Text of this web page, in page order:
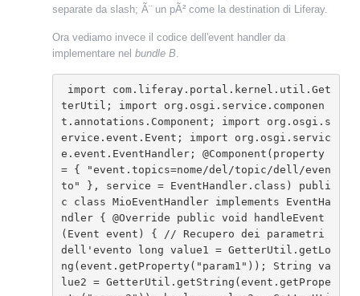
separate da slash; Ã¨ un pÃ² come la destination di Liferay.
Ora vediamo invece il codice dell'event handler da
implementare nel bundle B
terUtil; import org.osgi.service.componen
t.annotations.Component; import org.osgi.s
ervice.event.Event; import org.osgi.servic
e.event.EventHandler; @Component(property
= { "event.topics=nome/del/topic/dell/even
to" }, service = EventHandler.class) publi
c class MioEventHandler implements EventHa
ndler { @Override public void handleEvent
(Event event) { // Recupero dei parametri
dell'evento long value1 = GetterUtil.getLo
ng(event.getProperty("param1")); String va
lue2 = GetterUtil.getString(event.getPrope